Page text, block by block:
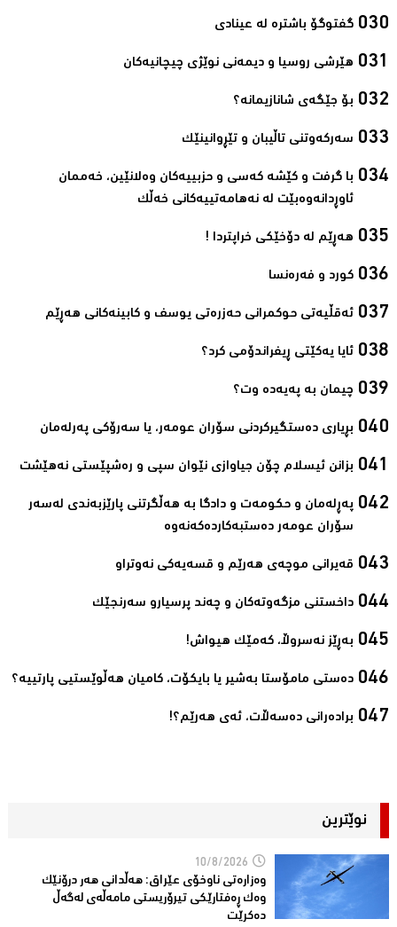
گفتوگۆ باشترە لە عینادی‌
ھێرشی روسیا و دیمەنی نوێژی چیچانیەکان‌
بۆ جێگەی شانازیمانە؟‌
سەرکەوتنی تاڵیبان و تێڕوانینێک‌
با گرفت و كێشه‌ كه‌سی و حزبییه‌كان وه‌لانێین، خه‌ممان
ئاوڕدانه‌وه‌بێت له‌ نه‌هامه‌تییه‌كانی خه‌ڵك‌
ھەڕێم لە دۆخێکی خراپتردا !‌
کورد و فەرەنسا‌
ئەقڵیەتی حوکمرانی حەزرەتی یوسف و کابینەکانی ھەڕێم‌
ئایا یەكێتی ڕیفراندۆمی كرد؟‌
چیمان به‌ پەیەدە وت؟‌
بڕیاری دەستگیرکردنی سۆران عومەر، یا سەرۆکی پەرلەمان‌
بزانن ئیسلام چۆن جیاوازی نێوان سپی و رەشپێستی نەھێشت‌
پەڕلەمان و حکومەت و دادگا بە ھەڵگرتنی پارێزبەندی لەسەر
سۆران عومەر دەستبەکاردەکەنەوە‌
قەیرانی موچەی ھەرێم و قسەیەکی نەوتراو‌
داخستنی مزگەوتەکان و چەند پرسیارو سەرنجێک‌
بەڕێز نەسروڵا، کەمێك ھیواش!‌
ده‌ستی مامۆستا به‌شیر یا بایكۆت، كامیان هه‌ڵوێستیی پارتییه‌؟‌
برادەرانی دەسەڵات، ئەی ھەرێم؟!‌
نوێترین
10/8/2026
وەزارەتی ناوخۆی عێراق: هەڵدانی هەر درۆنێک
وەک ڕەفتارێکی تیرۆریستی مامەڵەی لەگەڵ
دەکرێت